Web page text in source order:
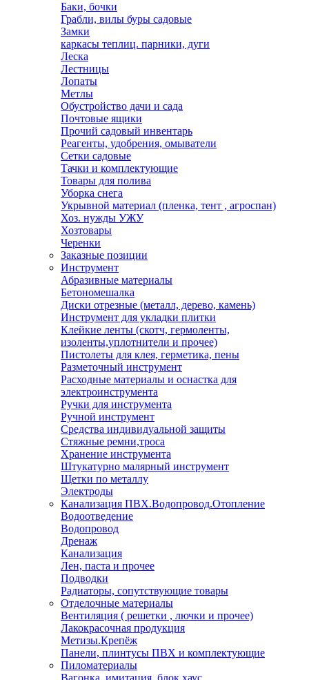
Баки, бочки
Грабли, вилы буры садовые
Замки
каркасы теплиц. парники, дуги
Леска
Лестницы
Лопаты
Метлы
Обустройство дачи и сада
Почтовые ящики
Прочий садовый инвентарь
Реагенты, удобрения, омыватели
Сетки садовые
Тачки и комплектующие
Товары для полива
Уборка снега
Укрывной материал (пленка, тент , агроспан)
Хоз. нужды УЖУ
Хозтовары
Черенки
Заказные позиции
Инструмент
Абразивные материалы
Бетономешалка
Диски отрезные (металл, дерево, камень)
Инструмент для укладки плитки
Клейкие ленты (скотч, гермоленты,
изоленты,уплотнители и прочее)
Пистолеты для клея, герметика, пены
Разметочный инструмент
Расходные материалы и оснастка для
электроинструмента
Ручки для инструмента
Ручной инструмент
Средства индивидуальной защиты
Стяжные ремни,троса
Хранение инструмента
Штукатурно малярный инструмент
Щетки по металлу
Электроды
Канализация ПВХ.Водопровод.Отопление
Водоотведение
Водопровод
Дренаж
Канализация
Лен, паста и прочее
Подводки
Радиаторы, сопутствующие товары
Отделочные материалы
Вентиляция ( решетки , лючки и прочее)
Лакокрасочная продукция
Метизы.Крепёж
Панели, плинтусы ПВХ и комплектующие
Пиломатериалы
Вагонка, имитация, блок хаус